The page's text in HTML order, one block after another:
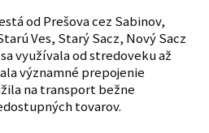
od Prešova cez Sabinov,
Ves, Starý Sacz, Nový Sacz
využívala od stredoveku až
významné prepojenie
na transport bežne
tovarov.